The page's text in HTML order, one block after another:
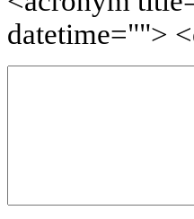
datetime="">